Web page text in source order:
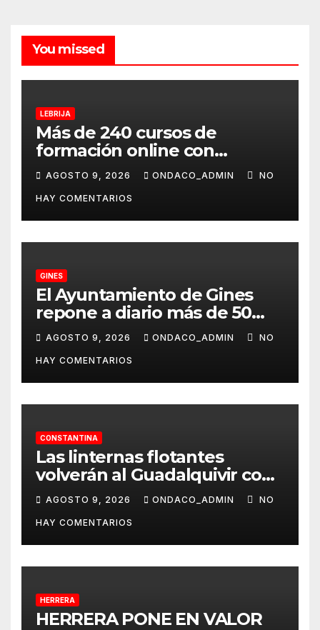
You missed
LEBRIJA
Más de 240 cursos de
formación online con
certificación oficial,
disponibles desde
septiembre a través del
programa Aula Mentor en
Lebrija
AGOSTO 9, 2026 ONDACO_ADMIN NO
HAY COMENTARIOS
GINES
El Ayuntamiento de Gines
repone a diario más de 50
dispensadores de bolsas para
la recogida de desechos de
mascotas
AGOSTO 9, 2026 ONDACO_ADMIN NO
HAY COMENTARIOS
CONSTANTINA
Las linternas flotantes
volverán al Guadalquivir con
la Ceremonia Tōrō Nagashi
de Coria del Río
AGOSTO 9, 2026 ONDACO_ADMIN NO
HAY COMENTARIOS
HERRERA
HERRERA PONE EN VALOR